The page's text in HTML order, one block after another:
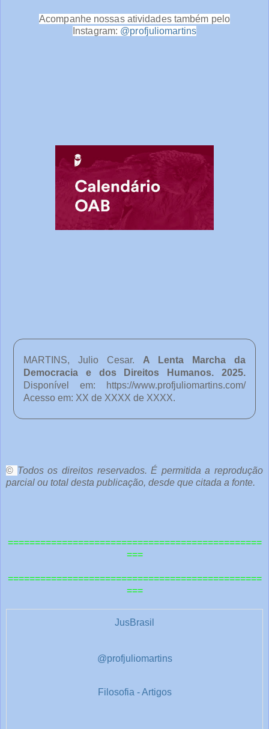
Acompanhe nossas atividades também pelo
Instagram: @profjuliomartins
MARTINS, Julio Cesar. A Lenta Marcha da
Democracia e dos Direitos Humanos. 2025.
Disponível em:
https://www.profjuliomartins.com/
Acesso em: XX de XXXX de XXXX.
ê
a
1
© Todos os direitos reservados. É permitida a reprodução
parcial ou total desta publicação, desde que citada a fonte.
===============================================
===
===============================================
===
JusBrasil
@profjuliomartins
Filosofia - Artigos